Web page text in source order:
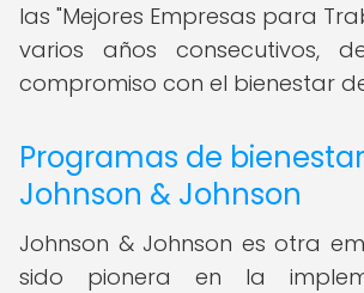
las "Mejores Empresas para
varios años consecutivos,
compromiso con el bienestar
Programas de
Johnson & Johnson
Johnson & Johnson es otra
sido pionera en la